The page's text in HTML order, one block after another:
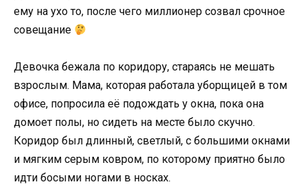
ему на ухо то, после чего миллионер созвал срочное
совещание
Девочка бежала по коридору, стараясь не мешать
взрослым. Мама, которая работала уборщицей в том
офисе, попросила её подождать у окна, пока она
домоет полы, но сидеть на месте было скучно.
Коридор был длинный, светлый, с большими окнами
и мягким серым ковром, по которому приятно было
идти босыми ногами в носках.